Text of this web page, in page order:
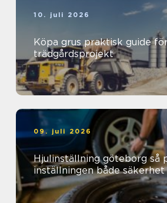
10. juli 2026
Köpa grus praktisk guide för bygg- och
trädgårdsprojekt
09. juli 2026
Hjulinställning göteborg så påverkar
inställningen både